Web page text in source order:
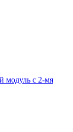
модуль с 2-мя